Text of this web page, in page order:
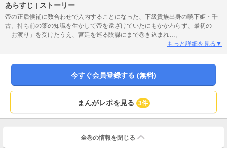
あらすじ | ストーリー
帝の正后候補に数合わせで入内することになった、下級貴族出身の暁下姫・千
古。持ち前の薬の知識を生かして帝を遠ざけていたにもかかわらず、最初の
「お渡り」を受けたうえ、宮廷を巡る陰謀にまで巻き込まれ…。
もっと詳細を見る▼
今すぐ会員登録する (無料)
まんがレポを見る 3件
全巻の情報を 閉じる